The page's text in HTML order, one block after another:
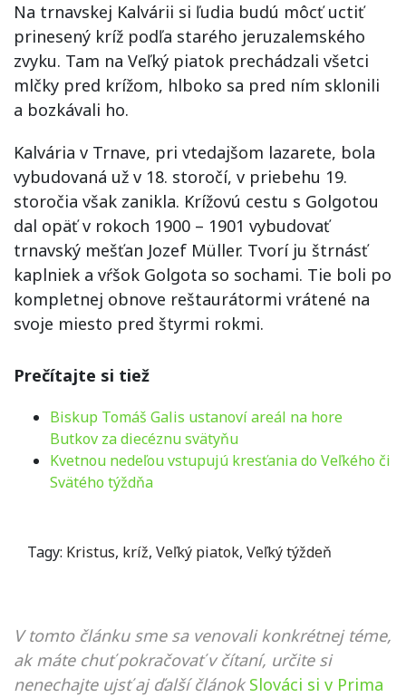
Na trnavskej Kalvárii si ľudia budú môcť uctiť
prinesený kríž podľa starého jeruzalemského
zvyku. Tam na Veľký piatok prechádzali všetci
mlčky pred krížom, hlboko sa pred ním sklonili
a bozkávali ho.
Kalvária v Trnave, pri vtedajšom lazarete, bola
vybudovaná už v 18. storočí, v priebehu 19.
storočia však zanikla. Krížovú cestu s Golgotou
dal opäť v rokoch 1900 – 1901 vybudovať
trnavský mešťan Jozef Müller. Tvorí ju štrnásť
kaplniek a vŕšok Golgota so sochami. Tie boli po
kompletnej obnove reštaurátormi vrátené na
svoje miesto pred štyrmi rokmi.
Prečítajte si tiež
Biskup Tomáš Galis ustanoví areál na hore
Butkov za diecéznu svätyňu
Kvetnou nedeľou vstupujú kresťania do Veľkého či
Svätého týždňa
Tagy: Kristus, kríž, Veľký piatok, Veľký týždeň
V tomto článku sme sa venovali konkrétnej téme,
ak máte chuť pokračovať v čítaní, určite si
nenechajte ujsť aj ďalší článok Slováci si v Prima